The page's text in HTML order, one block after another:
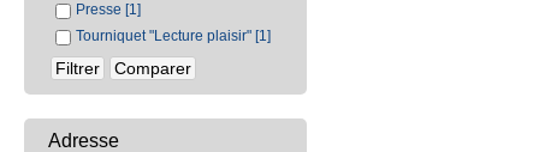
Presse [1]
Tourniquet "Lecture plaisir" [1]
Adresse